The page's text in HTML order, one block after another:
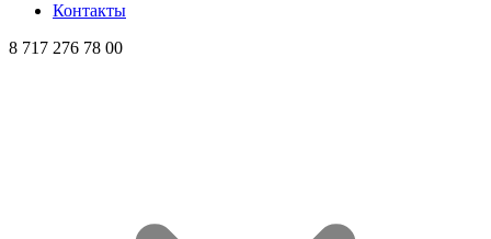
Контакты
8 717 276 78 00